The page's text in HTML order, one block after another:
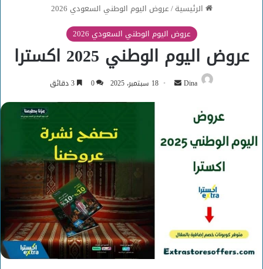
الرئيسية/عروض اليوم الوطني السعودي 2026
عروض اليوم الوطني السعودي 2026
عروض اليوم الوطني 2025 اكسترا
Dina
أرسل 18 سبتمبر، 2025 0